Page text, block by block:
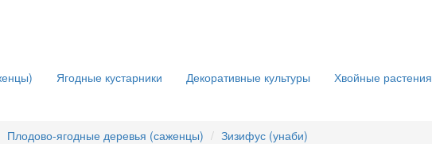
Ягодные кустарники Декоративные культуры Хвойные растения
Плодово-ягодные деревья (саженцы) Зизифус (унаби)